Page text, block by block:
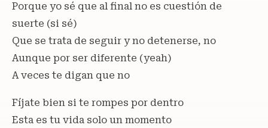
Porque yo sé que al final no es cuestión de
suerte (si sé)
Que se trata de seguir y no detenerse, no
Aunque por ser diferente (yeah)
A veces te digan que no
Fíjate bien si te rompes por dentro
Esta es tu vida solo un momento